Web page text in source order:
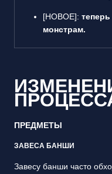
[НОВОЕ]:
монстрам.
ПРЕДМЕТЫ
ЗАВЕСА БАНШИ
Завесу банши часто